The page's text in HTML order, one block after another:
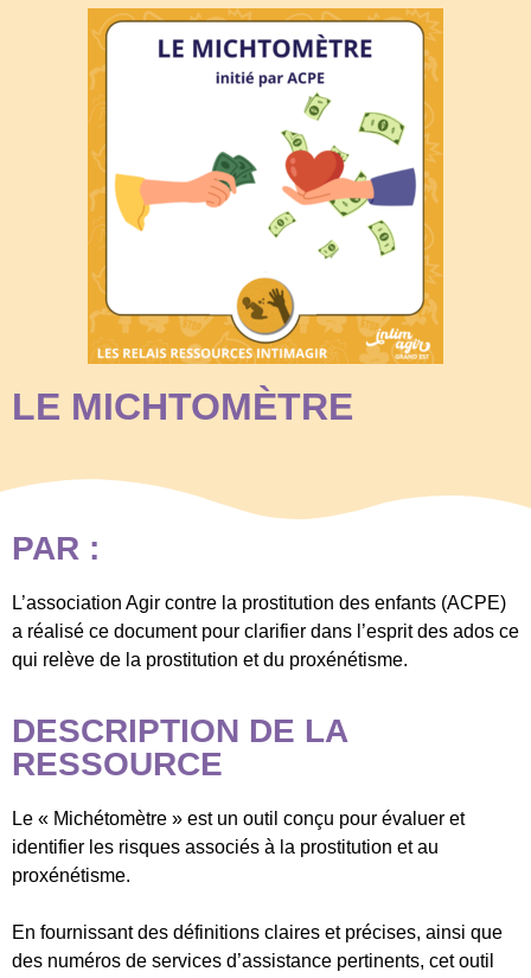
LE MICHTOMÈTRE
PAR :
L’association Agir contre la prostitution des enfants (ACPE)
a réalisé ce document pour clarifier dans l’esprit des ados ce
qui relève de la prostitution et du proxénétisme.
DESCRIPTION DE LA
RESSOURCE
Le « Michétomètre » est un outil conçu pour évaluer et
identifier les risques associés à la prostitution et au
proxénétisme.
En fournissant des définitions claires et précises, ainsi que
des numéros de services d’assistance pertinents, cet outil